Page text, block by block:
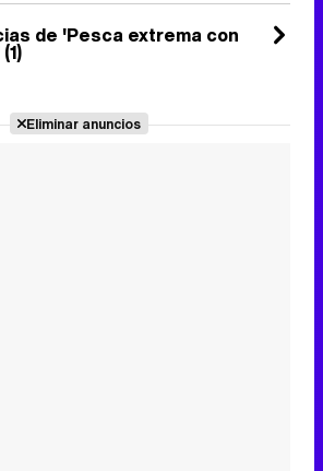
de 'Pesca extrema con
Eliminar anuncios